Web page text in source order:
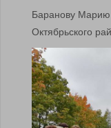
Баранову
Октябрьского